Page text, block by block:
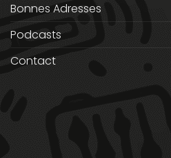
Bonnes Adresses
Podcasts
Contact